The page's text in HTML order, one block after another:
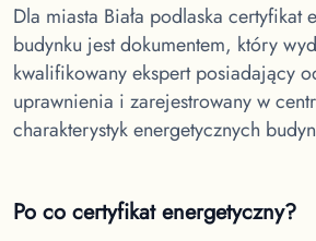
Dla miasta Biała podlaska certyfikat
budynku jest dokumentem, który
kwalifikowany ekspert posiadający
uprawnienia i zarejestrowany w
charakterystyk energetycznych
Po co certyfikat energetyczny?